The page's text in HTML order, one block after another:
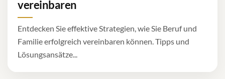
vereinbaren
Entdecken Sie effektive Strategien, wie Sie Beruf und
Familie erfolgreich vereinbaren können. Tipps und
Lösungsansätze...